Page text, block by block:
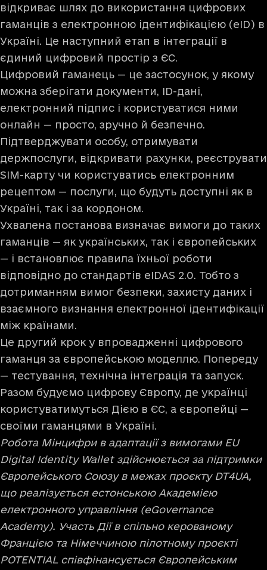
відкриває шлях до використання цифрових
гаманців з електронною ідентифікацією (еID) в
Україні. Це наступний етап в інтеграції в
єдиний цифровий простір з ЄС.
Цифровий гаманець — це застосунок, у якому
можна зберігати документи, ID-дані,
електронний підпис і користуватися ними
онлайн — просто, зручно й безпечно.
Підтверджувати особу, отримувати
держпослуги, відкривати рахунки, реєструвати
SIM-карту чи користуватись електронним
рецептом — послуги, що будуть доступні як в
Україні, так і за кордоном.
Ухвалена постанова визначає вимоги до таких
гаманців — як українських, так і європейських
— і встановлює правила їхньої роботи
відповідно до стандартів eIDAS 2.0. Тобто з
дотриманням вимог безпеки, захисту даних і
взаємного визнання електронної ідентифікації
між країнами.
Це другий крок у впровадженні цифрового
гаманця за європейською моделлю. Попереду
— тестування, технічна інтеграція та запуск.
Разом будуємо цифрову Європу, де українці
користуватимуться Дією в ЄС, а європейці —
своїми гаманцями в Україні.
Робота Мінцифри в адаптації з вимогами EU
Digital Identity Wallet здійснюється за підтримки
Європейського Союзу в межах проєкту DT4UA,
що реалізується естонською Академією
електронного управління (eGovernance
Academy). Участь Дії в спільно керованому
Францією та Німеччиною пілотному проєкті
POTENTIAL співфінансується Європейським